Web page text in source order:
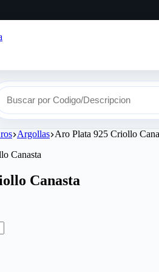
por Codigo/Descripcion
Argollas Aro Plata 925 Criollo
Canasta